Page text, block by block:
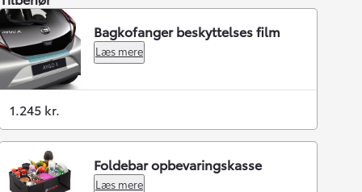
Bagkofanger beskyttelses film
Læs mere
1.245 kr.
Foldebar opbevaringskasse
Læs mere